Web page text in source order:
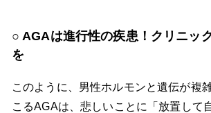
AGAは進行性の疾患！クリニッ
を
このように、男性ホルモンと遺伝が複
こるAGAは、悲しいことに「放置して